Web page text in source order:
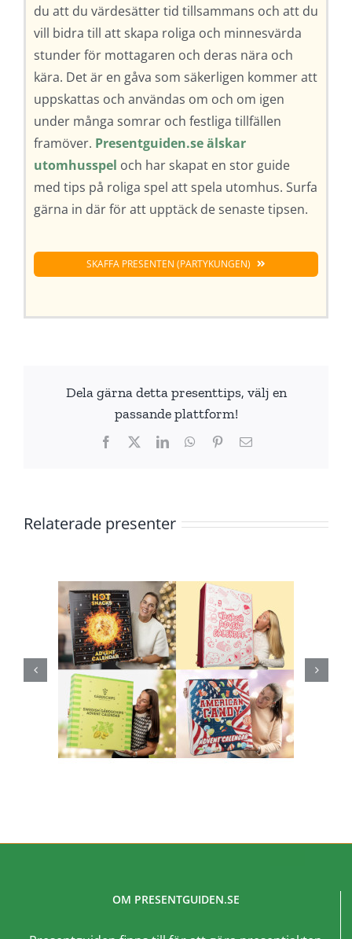
du att du värdesätter tid tillsammans och att du
vill bidra till att skapa roliga och minnesvärda
stunder för mottagaren och deras nära och
kära. Det är en gåva som säkerligen kommer att
uppskattas och användas om och om igen
under många somrar och festliga tillfällen
framöver. Presentguiden.se älskar
utomhusspel och har skapat en stor guide
med tips på roliga spel att spela utomhus. Surfa
gärna in där för att upptäck de senaste tipsen.
SKAFFA PRESENTEN (PARTYKUNGEN)
Dela gärna detta presenttips, välj en
passande plattform!
Facebook LinkedInWhatsApp
Pinterest
E-
Relaterade presenter
OM PRESENTGUIDEN.SE